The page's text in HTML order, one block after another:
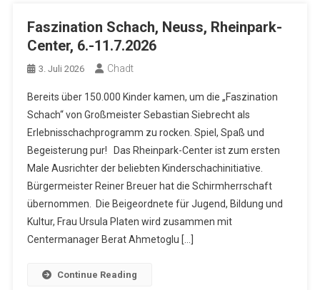
Faszination Schach, Neuss, Rheinpark-
Center, 6.-11.7.2026
3. Juli 2026 Chadt
Bereits über 150.000 Kinder kamen, um die „Faszination
Schach“ von Großmeister Sebastian Siebrecht als
Erlebnisschachprogramm zu rocken. Spiel, Spaß und
Begeisterung pur! Das Rheinpark-Center ist zum ersten
Male Ausrichter der beliebten Kinderschachinitiative.
Bürgermeister Reiner Breuer hat die Schirmherrschaft
übernommen. Die Beigeordnete für Jugend, Bildung und
Kultur, Frau Ursula Platen wird zusammen mit
Centermanager Berat Ahmetoglu […]
Continue Reading